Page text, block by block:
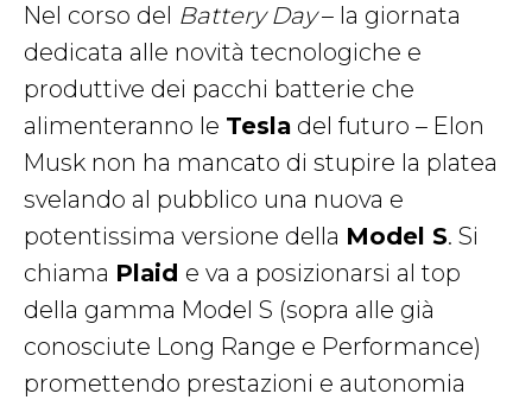
Nel corso del Battery Day– la giornata
dedicata alle novità tecnologiche e
produttive dei pacchi batterie che
alimenteranno le Tesla del futuro – Elon
Musk non ha mancato di stupire la platea
svelando al pubblico una nuova e
potentissima versione della Model S. Si
chiama Plaid e va a posizionarsi al top
della gamma Model S (sopra alle già
conosciute Long Range e Performance)
promettendo prestazioni e autonomia